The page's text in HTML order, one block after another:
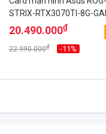
STRIX-RTX3070TI-8G-
20.490.000₫
22.990.000₫ -11%